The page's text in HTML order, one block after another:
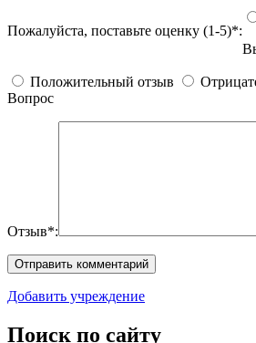
Пожалуйста, поставьте оценку (1-5)*:
Положительный отзыв
Вопрос
Отзыв*:
Добавить учреждение
Поиск по сайту